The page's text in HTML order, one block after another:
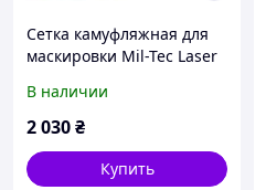
Сетка камуфляжная для
маскировки Mil-Tec Laser
WASP I Z2
В наличии
2 030₴
Купить